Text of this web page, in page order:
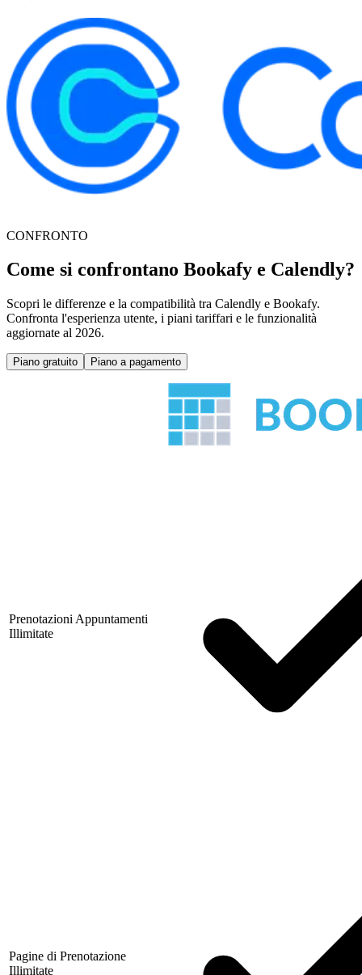
CONFRONTO
Come si confrontano Bookafy e Calendly?
Scopri le differenze e la compatibilità tra Calendly e Bookafy.
Confronta l'esperienza utente, i piani tariffari e le funzionalità
aggiornate al 2026.
Piano gratuito Piano a pagamento
Prenotazioni Appuntamenti
Illimitate
Pagine di Prenotazione
Illimitate